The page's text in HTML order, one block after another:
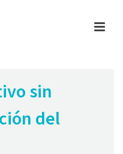
sin
del